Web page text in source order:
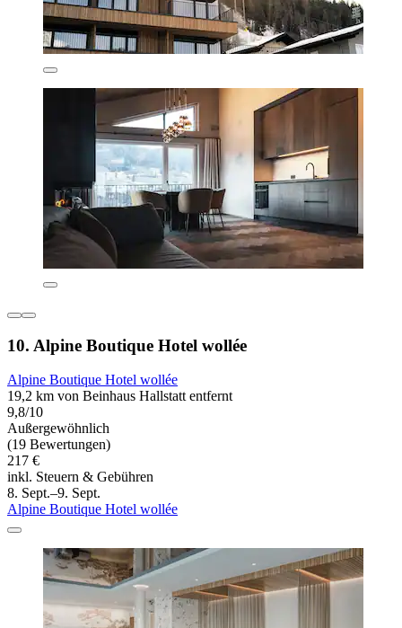
10. Alpine Boutique Hotel wollée
Alpine Boutique Hotel wollée
19,2 km von Beinhaus Hallstatt entfernt
9,8/10
Außergewöhnlich
(19 Bewertungen)
217 €
inkl. Steuern & Gebühren
8. Sept.–9. Sept.
Alpine Boutique Hotel wollée